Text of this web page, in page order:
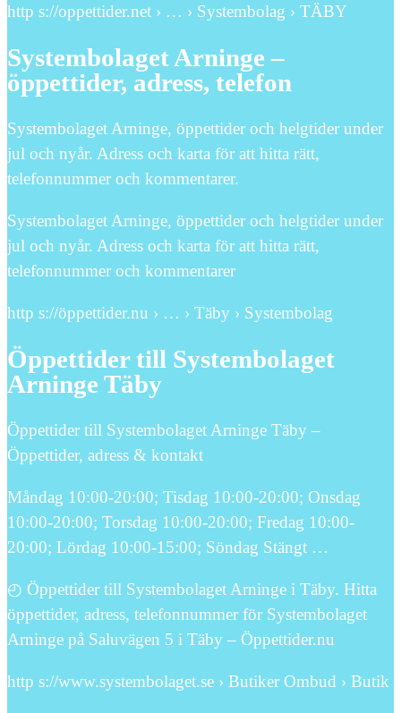
http s://oppettider.net › … › Systembolag › TÄBY
Systembolaget Arninge –
öppettider, adress, telefon
Systembolaget Arninge, öppettider och helgtider under
jul och nyår. Adress och karta för att hitta rätt,
telefonnummer och kommentarer.
Systembolaget Arninge, öppettider och helgtider under
jul och nyår. Adress och karta för att hitta rätt,
telefonnummer och kommentarer
http s://öppettider.nu › … › Täby › Systembolag
Öppettider till Systembolaget
Arninge Täby
Öppettider till Systembolaget Arninge Täby –
Öppettider, adress & kontakt
Måndag 10:00-20:00; Tisdag 10:00-20:00; Onsdag
10:00-20:00; Torsdag 10:00-20:00; Fredag 10:00-
20:00; Lördag 10:00-15:00; Söndag Stängt …
◴ Öppettider till Systembolaget Arninge i Täby. Hitta
öppettider, adress, telefonnummer för Systembolaget
Arninge på Saluvägen 5 i Täby – Öppettider.nu
http s://www.systembolaget.se › Butiker Ombud › Butik